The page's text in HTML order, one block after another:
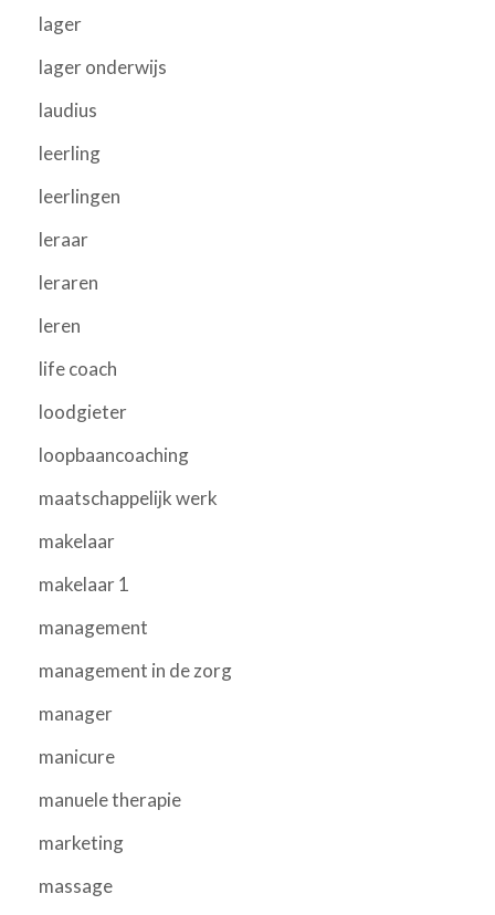
lager
lager onderwijs
laudius
leerling
leerlingen
leraar
leraren
leren
life coach
loodgieter
loopbaancoaching
maatschappelijk werk
makelaar
makelaar 1
management
management in de zorg
manager
manicure
manuele therapie
marketing
massage